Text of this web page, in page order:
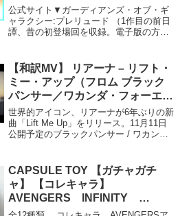
あり】︎
公式サイト▼ガーディアンズ・オブ・ギ
ャラクシー:プレリュード （1作目の前日
譚、昔の初登場回を収録。電子版の方が
ると嬉しいです！▼twitterもやっているの
で良ければ...
【和訳MV】 リアーナ – リフト・
ミー・アップ（フロム ブラック
パンサー／ワカンダ・フォーエバ
ー）
世界的アイコン、リアーナが6年ぶりの新
曲「Lift Me Up」をリリース。11月11日
公開予定のブラックパンサー / ワカン
の曲は、リアーナにとって、2016年のア
ル...
CAPSULE TOY 【ガチャガチ
ャ】 【コレキャラ】
AVENGERS INFINITY
WAR アベンジャーズ